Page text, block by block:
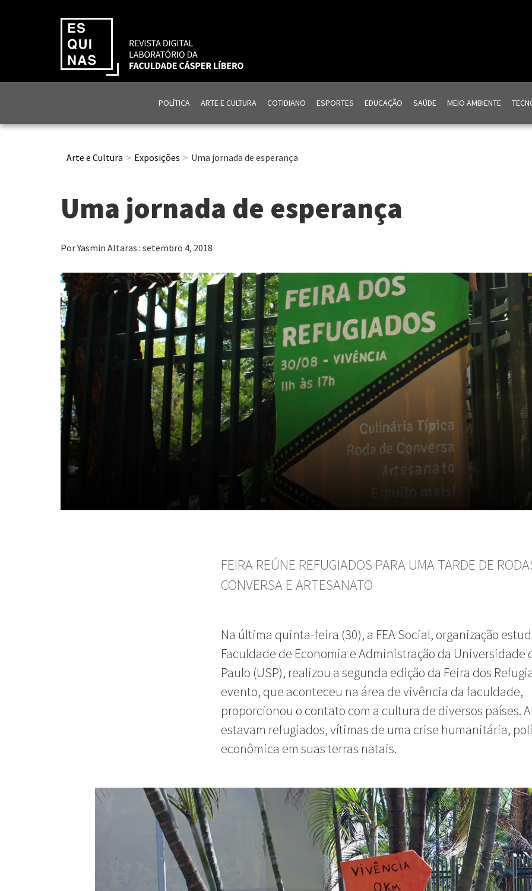
POLÍTICA ARTE E CULTURA COTIDIANO ESPORTES EDUCAÇÃO SAÚDE MEIO AMBIENTE
Arte e Cultura Exposições Uma jornada de esperança
Uma jornada de esperança
Por Yasmin Altaras : setembro 4, 2018
FEIRA REÚNE REFUGIADOS PARA UMA TARDE DE
CONVERSA E ARTESANATO
Na última quinta-feira (30), a FEA Social, organização
Faculdade de Economia e Administração da Universidade
Paulo (USP), realizou a segunda edição da Feira dos
evento, que aconteceu na área de vivência da faculdade,
proporcionou o contato com a cultura de diversos países.
estavam refugiados, vítimas de uma crise humanitária,
econômica em suas terras natais.